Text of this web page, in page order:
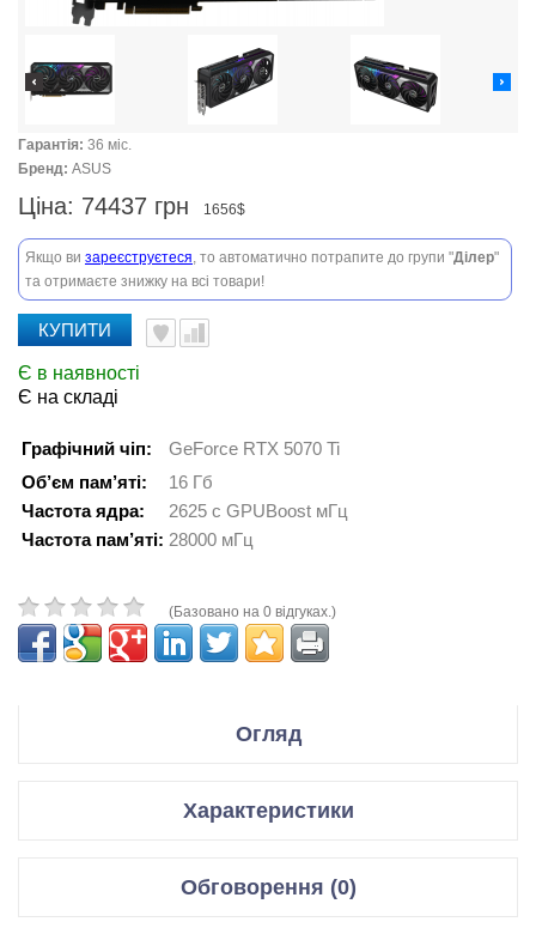
Гарантія: 36 міс.
Бренд: ASUS
Ціна: 74437 грн 1656$
Якщо ви зареєструєтеся, то автоматично потрапите до групи "Ділер"
та отримаєте знижку на всі товари!
КУПИТИ
Є в наявності
Є на складі
Графічний чіп:
GeForce RTX 5070 Ti
Об’єм пам’яті:
16 Гб
Частота ядра:
2625 с GPUBoost мГц
Частота пам’яті: 28000 мГц
(Базовано на 0 відгуках.)
Огляд
Характеристики
Обговорення (0)